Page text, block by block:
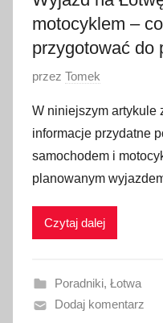
3
motocyklem –
przygotować do
O
u
b
l
i
w
n
o
przez Tomek
W niniejszym artykule
informacje przydatne
samochodem i
planowanym
Czytaj dalej
Poradniki, Łotwa
Dodaj komentarz